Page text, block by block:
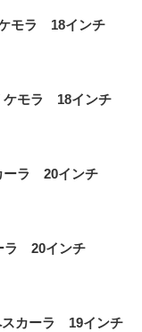
モラ 18インチ
ケモラ 18インチ
ーラ 20インチ
ラ 20インチ
スカーラ 19インチ